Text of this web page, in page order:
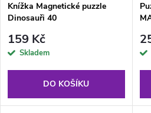
Knížka Magnetické puzzle
Dinosauři 40
159 Kč
Skladem
DO KOŠÍKU